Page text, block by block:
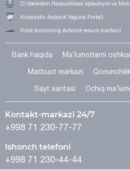
O‘zbekiston Respublikasi Iqtisodiyot va
Korporativ Axborot Yagona Portali
Fond bozorining Axborot-resurs markazi
Bank haqida Ma’lumotlarni
Matbuot markazi
Sayt xaritasi Ochiq
Kontakt-markazi 24/7
+998 71 230-77-77
Ishonch telefoni
+998 71 230-44-44